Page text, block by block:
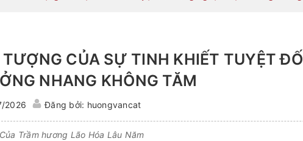
TƯỢNG CỦA SỰ TINH KHIẾT TUYỆT
NHANG KHÔNG TĂM
2026 Đăng bởi: huongvancat
Trầm hương Lão Hóa Lâu Năm